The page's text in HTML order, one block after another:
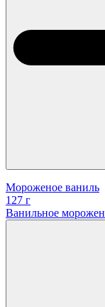
Мороженое ваниль
127 г
Ванильное